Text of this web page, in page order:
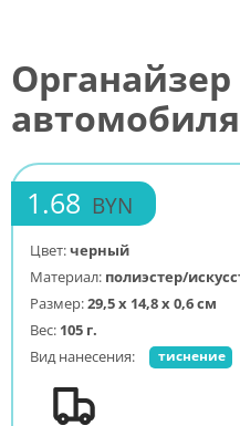
автомобиля
1.68 BYN
Цвет:черный
Материал: полиэстер/
Размер:29,5 х 14,8 х 0,6 см
Вес: 105 г.
Вид нанесения:
тиснение